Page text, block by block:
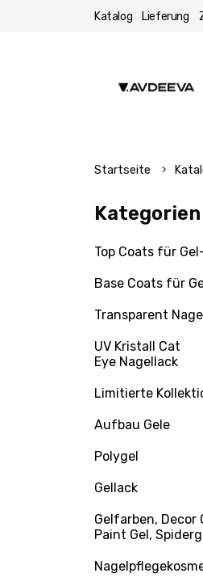
Katalog Lieferung
Startseite
Kategorien
Top Coats für
Base Coats für
Transparent
UV Kristall Cat
Eye Nagellack
Limitierte
Aufbau Gele
Polygel
Gellack
Gelfarben, Decor
Paint Gel,